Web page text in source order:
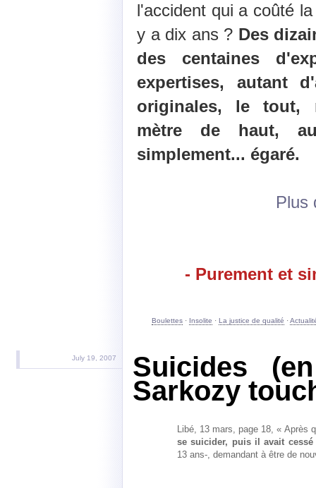
l'accident qui a coûté
y a dix ans ? Des
des centaines
expertises, autant
originales, le tout,
mètre de haut,
simplement... égaré.
Plus
- Purement et
Boulettes · Insolite · La justice de qualité ·
July 19, 2007 Suicides
Sarkozy
Libé, 13 mars, page 18, « Après
se suicider, puis il avait
13 ans-, demandant à être de